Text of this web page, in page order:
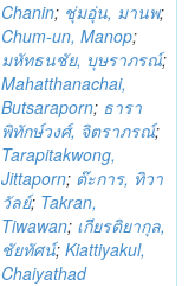
Chanin; ชุ่มอุ่น, มานพ;
Chum-un, Manop;
มหัทธนชัย, บุษราภรณ์;
Mahatthanachai,
Butsaraporn; ธารา
พิทักษ์วงศ์, จิตราภรณ์;
Tarapitakwong,
Jittaporn; ต๊ะการ, ทิวา
วัลย์; Takran,
Tiwawan; เกียรติยากุล,
ชัยทัศน์; Kiattiyakul,
Chaiyathad